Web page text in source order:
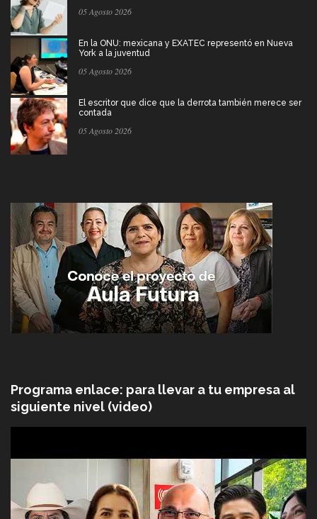
05 Agosto 2026
En la ONU: mexicana y EXATEC representó en Nueva
York a la juventud
05 Agosto 2026
El escritor que dice que la derrota también merece ser
contada
05 Agosto 2026
Programa enlace: para llevar a tu empresa al
siguiente nivel (video)